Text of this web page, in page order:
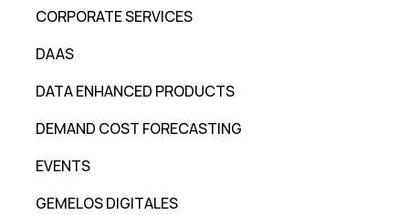
CORPORATE SERVICES
DAAS
DATA ENHANCED PRODUCTS
DEMAND COST FORECASTING
EVENTS
GEMELOS DIGITALES